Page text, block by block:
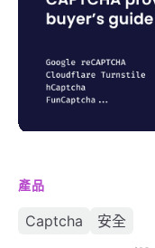
產品
Captcha 安全